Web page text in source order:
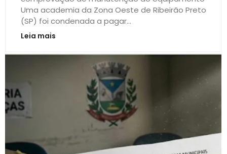
Uma academia da Zona Oeste de Ribeirão Preto
(SP) foi condenada a pagar...
Leia mais